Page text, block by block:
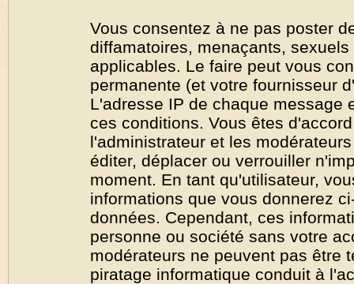
Vous consentez à ne pas poster
diffamatoires, menaçants,
applicables. Le faire peut vous
permanente (et votre fournisseur
L'adresse IP de chaque message
ces conditions. Vous êtes
l'administrateur et les
éditer, déplacer ou verrouiller
moment. En tant qu'utilisateur,
informations que vous donnerez
données. Cependant, ces
personne ou société sans votre
modérateurs ne peuvent pas être
piratage informatique conduit à